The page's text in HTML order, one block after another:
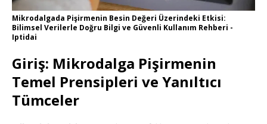
Mikrodalgada Pişirmenin Besin Değeri Üzerindeki Etkisi:
Bilimsel Verilerle Doğru Bilgi ve Güvenli Kullanım Rehberi -
Iptidai
Giriş: Mikrodalga Pişirmenin
Temel Prensipleri ve Yanıltıcı
Tümceler